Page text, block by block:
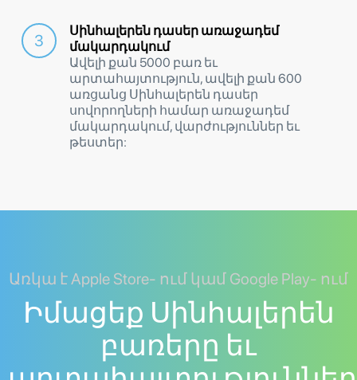
Սինհալերեն դասեր առաջադեմ
մակարդակում
Ավելի քան 5000 բառ եւ
արտահայտություն, ավելի քան 600
առցանց Սինհալերեն դասեր
սովորողների համար առաջադեմ
մակարդակում, վարժություններ եւ
թեստեր:
Առկա է Apple Store- ում կամ Google Play- ում
Իմացեք Սինհալերեն
բառերը եւ